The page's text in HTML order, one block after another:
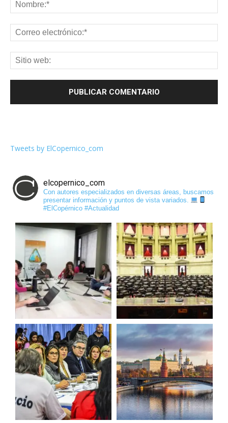
Tweets by ElCopernico_com
elcopernico_com
Con autores especializados en diversas áreas, buscamos
presentar información y puntos de vista variados.
#ElCopérnico #Actualidad